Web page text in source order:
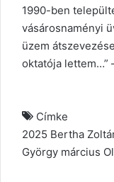
1990-ben
vásárosnaményi
üzem
oktatója lettem…”
Címke
2025 Bertha
György március